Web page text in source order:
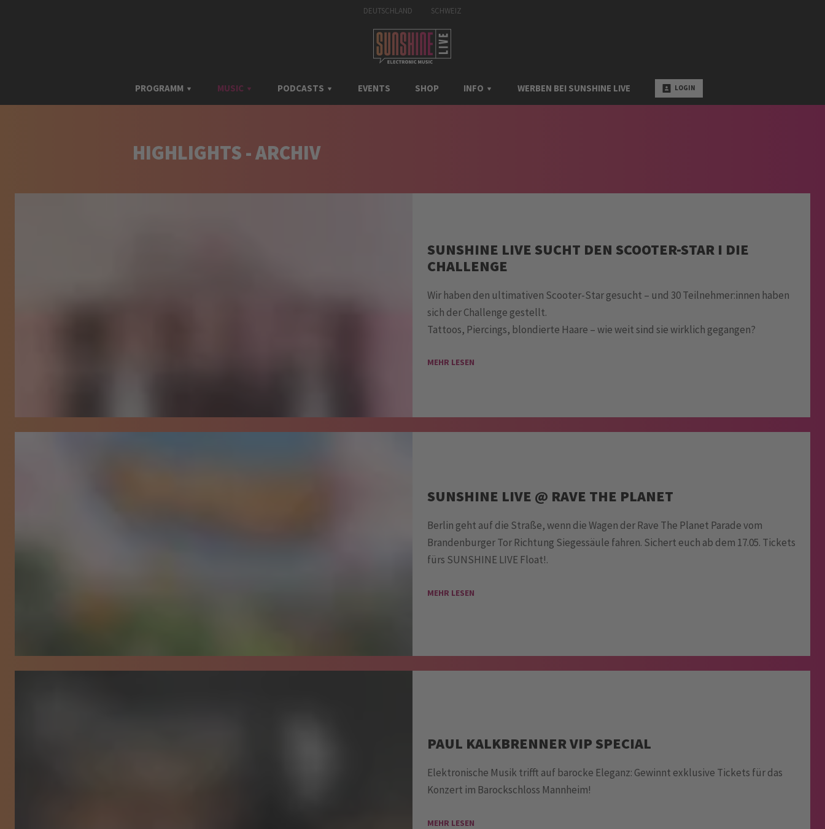
DEUTSCHLAND SCHWEIZ
PROGRAMM MUSIC PODCASTS EVENTS SHOP INFO WERBEN BEI SUNSHINE LIVE LOGIN
HIGHLIGHTS - ARCHIV
SUNSHINE LIVE SUCHT DEN SCOOTER-STAR I DIE
CHALLENGE
Wir haben den ultimativen Scooter-Star gesucht – und 30 Teilnehmer:innen haben
sich der Challenge gestellt.
Tattoos, Piercings, blondierte Haare – wie weit sind sie wirklich gegangen?
MEHR LESEN
SUNSHINE LIVE @ RAVE THE PLANET
Berlin geht auf die Straße, wenn die Wagen der Rave The Planet Parade vom
Brandenburger Tor Richtung Siegessäule fahren. Sichert euch ab dem 17.05. Tickets
fürs SUNSHINE LIVE Float!.
MEHR LESEN
PAUL KALKBRENNER VIP SPECIAL
Elektronische Musik trifft auf barocke Eleganz: Gewinnt exklusive Tickets für das
Konzert im Barockschloss Mannheim!
MEHR LESEN